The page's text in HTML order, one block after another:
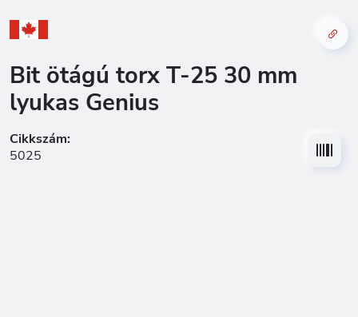
Bit ötágú torx T-25 30 mm
lyukas Genius
Cikkszám:
5025